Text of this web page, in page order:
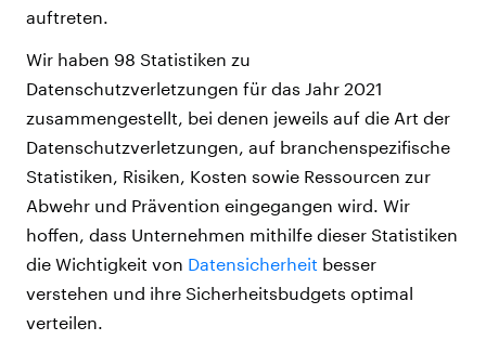
auftreten.
Wir haben 98 Statistiken zu
Datenschutzverletzungen für das Jahr 2021
zusammengestellt, bei denen jeweils auf die Art der
Datenschutzverletzungen, auf branchenspezifische
Statistiken, Risiken, Kosten sowie Ressourcen zur
Abwehr und Prävention eingegangen wird. Wir
hoffen, dass Unternehmen mithilfe dieser Statistiken
die Wichtigkeit von Datensicherheit besser
verstehen und ihre Sicherheitsbudgets optimal
verteilen.